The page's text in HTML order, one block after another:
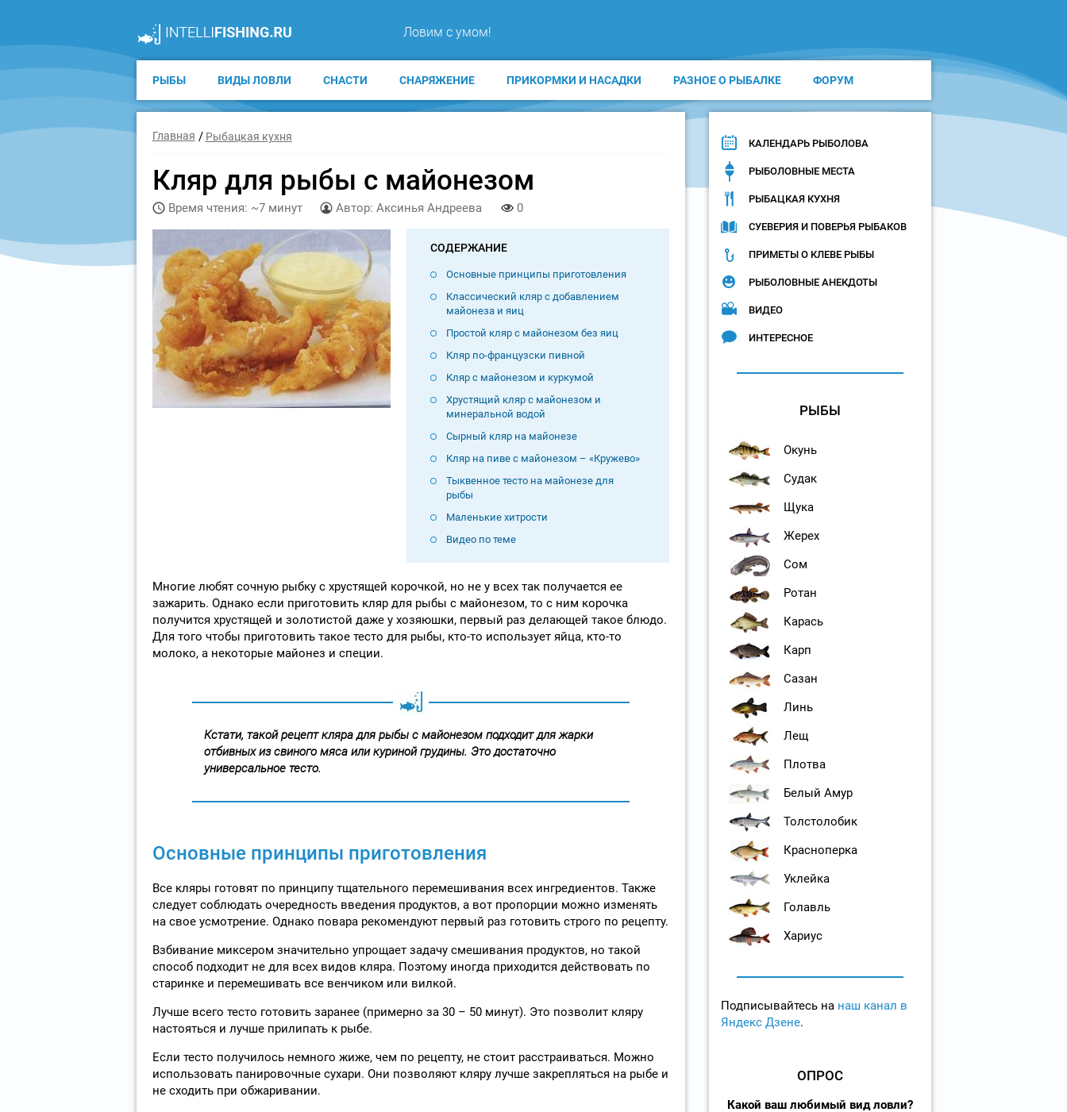
Ловим с умом!
РЫБЫ ВИДЫ ЛОВЛИ СНАСТИ СНАРЯЖЕНИЕ ПРИКОРМКИ И НАСАДКИ РАЗНОЕ О РЫБАЛКЕ ФОРУМ
Главная Рыбацкая кухня
Кляр для рыбы с майонезом
Время чтения: ~7 минут Автор: Аксинья Андреева 0
СОДЕРЖАНИЕ
Основные принципы приготовления
Классический кляр с добавлением
майонеза и яиц
Простой кляр с майонезом без яиц
Кляр по-французски пивной
Кляр с майонезом и куркумой
Хрустящий кляр с майонезом и
минеральной водой
Сырный кляр на майонезе
Кляр на пиве с майонезом – «Кружево»
Тыквенное тесто на майонезе для
рыбы
Маленькие хитрости
Видео по теме
Многие любят сочную рыбку с хрустящей корочкой, но не у всех так получается ее
зажарить. Однако если приготовить кляр для рыбы с майонезом, то с ним корочка
получится хрустящей и золотистой даже у хозяюшки, первый раз делающей такое блюдо.
Для того чтобы приготовить такое тесто для рыбы, кто-то использует яйца, кто-то
молоко, а некоторые майонез и специи.
Кстати, такой рецепт кляра для рыбы с майонезом подходит для жарки
отбивных из свиного мяса или куриной грудины. Это достаточно
универсальное тесто.
Основные принципы приготовления
Все кляры готовят по принципу тщательного перемешивания всех ингредиентов. Также
следует соблюдать очередность введения продуктов, а вот пропорции можно изменять
на свое усмотрение. Однако повара рекомендуют первый раз готовить строго по рецепту.
Взбивание миксером значительно упрощает задачу смешивания продуктов, но такой
способ подходит не для всех видов кляра. Поэтому иногда приходится действовать по
старинке и перемешивать все венчиком или вилкой.
Лучше всего тесто готовить заранее (примерно за 30 – 50 минут). Это позволит кляру
настояться и лучше прилипать к рыбе.
Если тесто получилось немного жиже, чем по рецепту, не стоит расстраиваться. Можно
использовать панировочные сухари. Они позволяют кляру лучше закрепляться на рыбе и
не сходить при обжаривании.
КАЛЕНДАРЬ РЫБОЛОВА
РЫБОЛОВНЫЕ МЕСТА
РЫБАЦКАЯ КУХНЯ
СУЕВЕРИЯ И ПОВЕРЬЯ РЫБАКОВ
ПРИМЕТЫ О КЛЕВЕ РЫБЫ
РЫБОЛОВНЫЕ АНЕКДОТЫ
ВИДЕО
ИНТЕРЕСНОЕ
РЫБЫ
Окунь
Судак
Щука
Жерех
Сом
Ротан
Карась
Карп
Сазан
Линь
Лещ
Плотва
Белый Амур
Толстолобик
Красноперка
Уклейка
Голавль
Хариус
Подписывайтесь на наш канал в
Яндекс Дзене.
ОПРОС
Какой ваш любимый вид ловли?